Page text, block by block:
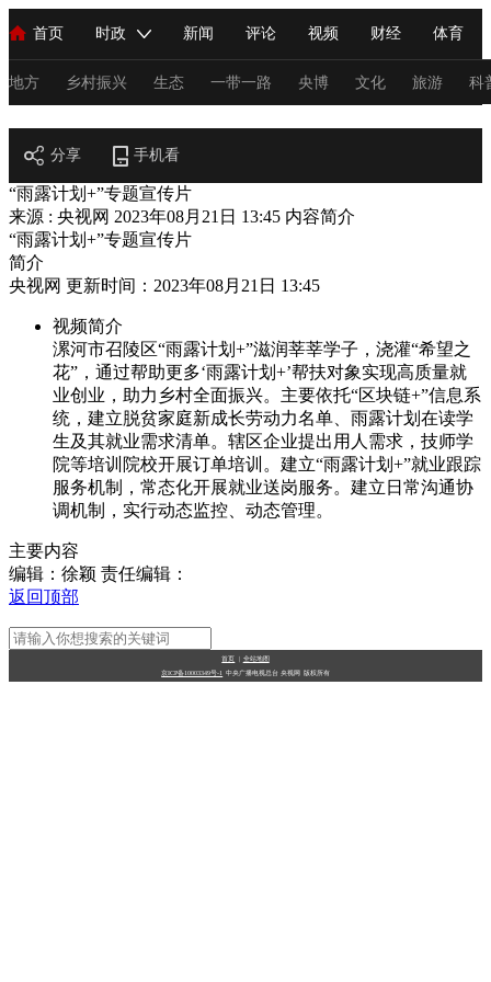
首页 时政 新闻 评论 视频 财经 体育
人民领袖习近平 联播+ 中国领导人 央视快评 习式妙语
直播 栏目大全 节目单 听音 微视频 主持人
海外频道 iPanda English Монгол
地方 乡村振兴 生态 一带一路 央博 文化 旅游 科
总台春晚 网络春晚
新闻 国内 国际
人民领袖习近平 联播+ 热解读
视频 小央视频 小央直播 直播中国 熊猫频道
现场 前线 比划 快看 蓝海中国 新兵请入列
体育 直播 竞猜 2026年世界杯 2026年冬奥会
VIP会员 CCTV奥林匹克频道 生活体育大会 体育江湖
乡村振兴 生态环境
大国智造 大国展会
分享 手机看
“雨露计划+”专题宣传片
来源 : 央视网 2023年08月21日 13:45 内容简介
“雨露计划+”专题宣传片
简介
央视网 更新时间：2023年08月21日 13:45
视频简介
漯河市召陵区“雨露计划+”滋润莘莘学子，浇灌“希望之
花”，通过帮助更多‘雨露计划+’帮扶对象实现高质量就
业创业，助力乡村全面振兴。主要依托“区块链+”信息系
统，建立脱贫家庭新成长劳动力名单、雨露计划在读学
生及其就业需求清单。辖区企业提出用人需求，技师学
院等培训院校开展订单培训。建立“雨露计划+”就业跟踪
服务机制，常态化开展就业送岗服务。建立日常沟通协
调机制，实行动态监控、动态管理。
主要内容
编辑：徐颖 责任编辑：
返回顶部
首页 全站地图
京ICP备10003349号-1 中央广播电视总台 央视网 版权所有